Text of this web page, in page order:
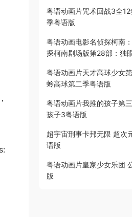
粤语动画片咒术回战3全
季粤语版
粤语动画电影名侦探柯南
探柯南剧场版第28部：独
粤语动画片天才高球少女
蛉高球第二季粤语版
粤语动画片我推的孩子第
孩子3粤语版
超宇宙刑事卡邦无限 超次
语版
粤语动画片皇家少女乐团
版